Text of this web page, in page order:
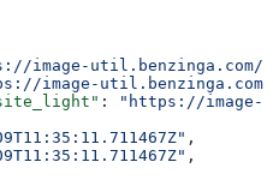
image-util.benzinga.com/
image-util.benzinga.com/
:
"https://image-
,
,